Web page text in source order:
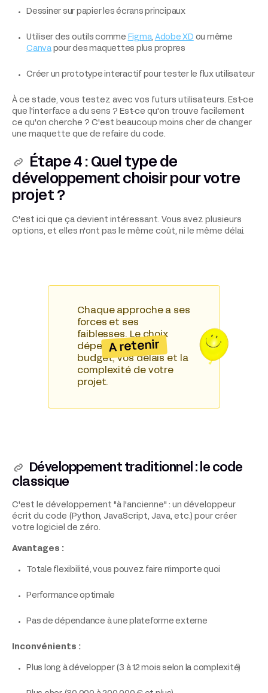
Dessiner sur papier les écrans principaux
Utiliser des outils comme Figma, Adobe XD ou même
Canvapour des maquettes plus propres
Créer un prototype interactif pour tester le flux utilisateur
À ce stade, vous testez avec vos futurs utilisateurs. Est-ce
que l'interface a du sens ? Est-ce qu'on trouve facilement
ce qu'on cherche ? C'est beaucoup moins cher de changer
une maquette que de refaire du code.
Étape 4 : Quel type de
développement choisir pour votre
projet ?
C'est ici que ça devient intéressant. Vous avez plusieurs
options, et elles n'ont pas le même coût, ni le même délai.
Chaque approche a ses
forces et ses
faiblesses. Le choix
dépend de votre
budget, vos délais et la
complexité de votre
projet.
A retenir
Développement traditionnel : le code
classique
C'est le développement "à l'ancienne" : un développeur
écrit du code (Python, JavaScript, Java, etc.) pour créer
votre logiciel de zéro.
Avantages :
Totale flexibilité, vous pouvez faire n'importe quoi
Performance optimale
Pas de dépendance à une plateforme externe
Inconvénients :
Plus long à développer (3 à 12 mois selon la complexité)